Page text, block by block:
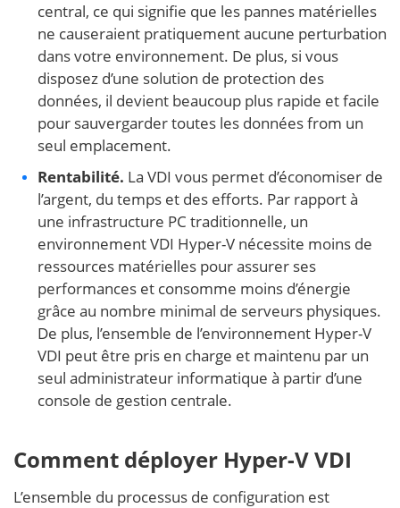
central, ce qui signifie que les pannes matérielles
ne causeraient pratiquement aucune perturbation
dans votre environnement. De plus, si vous
disposez d’une solution de protection des
données, il devient beaucoup plus rapide et facile
pour sauvergarder toutes les données from un
seul emplacement.
Rentabilité. La VDI vous permet d’économiser de
l’argent, du temps et des efforts. Par rapport à
une infrastructure PC traditionnelle, un
environnement VDI Hyper-V nécessite moins de
ressources matérielles pour assurer ses
performances et consomme moins d’énergie
grâce au nombre minimal de serveurs physiques.
De plus, l’ensemble de l’environnement Hyper-V
VDI peut être pris en charge et maintenu par un
seul administrateur informatique à partir d’une
console de gestion centrale.
Comment déployer Hyper-V VDI
L’ensemble du processus de configuration est